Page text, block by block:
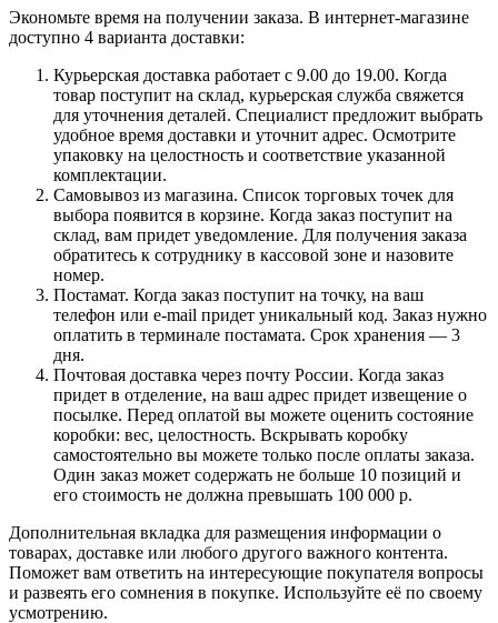
Экономьте время на получении заказа. В интернет-магазине
доступно 4 варианта доставки:
Курьерская доставка работает с 9.00 до 19.00. Когда
товар поступит на склад, курьерская служба свяжется
для уточнения деталей. Специалист предложит выбрать
удобное время доставки и уточнит адрес. Осмотрите
упаковку на целостность и соответствие указанной
комплектации.
Самовывоз из магазина. Список торговых точек для
выбора появится в корзине. Когда заказ поступит на
склад, вам придет уведомление. Для получения заказа
обратитесь к сотруднику в кассовой зоне и назовите
номер.
Постамат. Когда заказ поступит на точку, на ваш
телефон или e-mail придет уникальный код. Заказ нужно
оплатить в терминале постамата. Срок хранения — 3
дня.
Почтовая доставка через почту России. Когда заказ
придет в отделение, на ваш адрес придет извещение о
посылке. Перед оплатой вы можете оценить состояние
коробки: вес, целостность. Вскрывать коробку
самостоятельно вы можете только после оплаты заказа.
Один заказ может содержать не больше 10 позиций и
его стоимость не должна превышать 100 000 р.
Дополнительная вкладка для размещения информации о
товарах, доставке или любого другого важного контента.
Поможет вам ответить на интересующие покупателя вопросы
и развеять его сомнения в покупке. Используйте её по своему
усмотрению.